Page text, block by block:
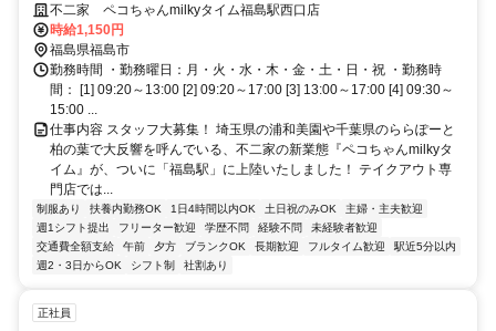
店が福島駅西口に2026年7月OPEN!!
不二家 ペコちゃんmilkyタイム福島駅西口店
時給1,150円
福島県福島市
勤務時間 ・勤務曜日：月・火・水・木・金・土・日・祝 ・勤務時
間： [1] 09:20～13:00 [2] 09:20～17:00 [3] 13:00～17:00 [4] 09:30～
15:00 ...
仕事内容 スタッフ大募集！ 埼玉県の浦和美園や千葉県のららぽーと
柏の葉で大反響を呼んでいる、不二家の新業態『ペコちゃんmilkyタ
イム』が、ついに「福島駅」に上陸いたしました！ テイクアウト専
門店では...
制服あり 扶養内勤務OK 1日4時間以内OK 土日祝のみOK
主婦・主夫歓迎
週1シフト提出
フリーター歓迎 学歴不問 経験不問
未経験者歓迎
交通費全額支給
午前 夕方 ブランクOK 長期歓迎 フルタイム歓迎
駅近5分以内
週2・3日からOK
シフト制 社割あり
正社員